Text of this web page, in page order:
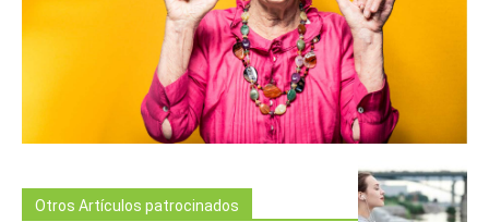
Otros Artículos patrocinados